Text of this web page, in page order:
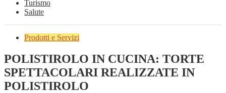
Turismo
Salute
Prodotti e Servizi
POLISTIROLO IN CUCINA: TORTE
SPETTACOLARI REALIZZATE IN
POLISTIROLO